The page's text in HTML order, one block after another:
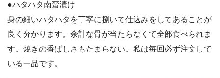
●ハタハタ南蛮漬け
身の細いハタハタを丁寧に捌いて仕込みをしてあることが
良く分かります。余計な骨が当たらなくて全部食べられま
す。焼きの香ばしさもたまらない。私は毎回必ず注文して
いる一品です。